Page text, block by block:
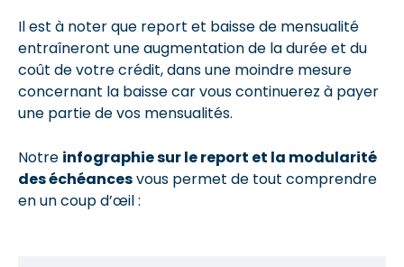
Il est à noter que report et baisse de mensualité
entraîneront une augmentation de la durée et du
coût de votre crédit, dans une moindre mesure
concernant la baisse car vous continuerez à payer
une partie de vos mensualités.
Notre infographie sur le report et la modularité
des échéancesvous permet de tout comprendre
en un coup d’œil :